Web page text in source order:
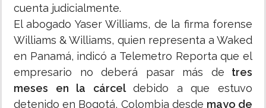
cuenta judicialmente.
El abogado Yaser Williams, de la firma forense
Williams & Williams, quien representa a Waked
en Panamá, indicó a Telemetro Reporta que el
empresario no deberá pasar más de tres
meses en la cárcel debido a que estuvo
detenido en Bogotá, Colombia desde mayo de